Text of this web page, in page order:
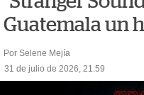
Guatemala un
Por Selene Mejía
31 de julio de 2026, 21:59